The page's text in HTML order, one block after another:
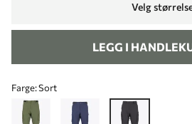
Velg
LEGG I
Farge:Sort